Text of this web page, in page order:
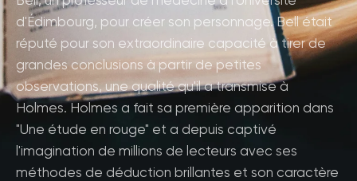
d'Édimbourg, pour créer son personnage. Bell était
réputé pour son extraordinaire capacité à tirer de
grandes conclusions à partir de petites
observations, une qualité qu'il a transmise à
Holmes. Holmes a fait sa première apparition dans
"Une étude en rouge" et a depuis captivé
l'imagination de millions de lecteurs avec ses
méthodes de déduction brillantes et son caractère